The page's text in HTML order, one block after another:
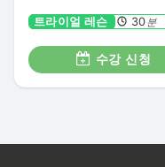
트라이얼 레슨 30분
수강 신청